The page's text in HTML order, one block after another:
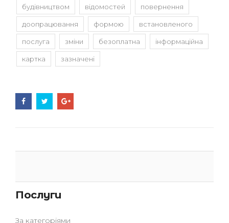
Послуги
За категоріями
будівництвом відомостей повернення
доопрацювання формою встановленого
послуга зміни безоплатна інформаційна
картка зазначені